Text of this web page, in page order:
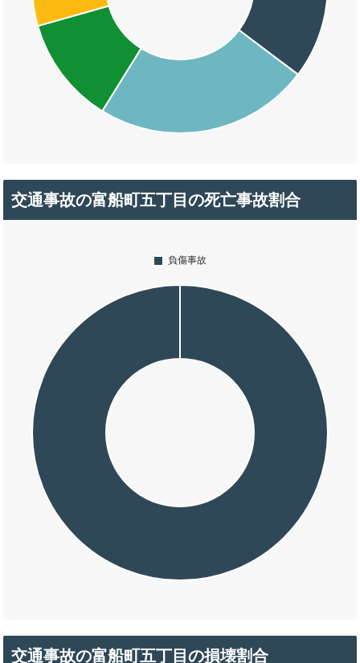
交通事故の富船町五丁目の死亡事故割合
交通事故の富船町五丁目の損壊割合